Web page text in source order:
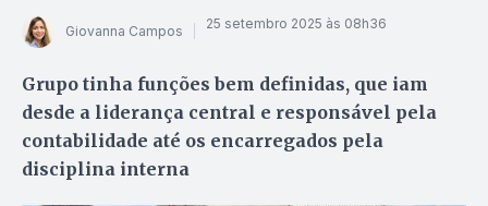
Giovanna Campos 25 setembro 2025 às 08h36
Grupo tinha funções bem definidas, que iam
desde a liderança central e responsável pela
contabilidade até os encarregados pela
disciplina interna